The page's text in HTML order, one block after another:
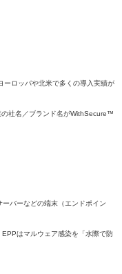
ーロッパや北⽶で多くの導入実績が
社名／ブランド名がWithSecure™
バーなどの端末（エンドポイン
はマルウェア感染を「水際で防